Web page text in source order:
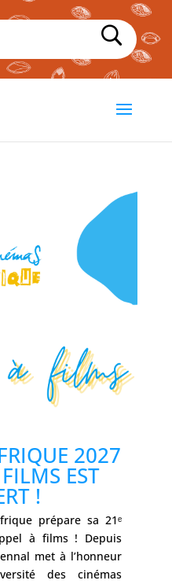
2027
EST
!
prépare sa 21ᵉ
à films ! Depuis
met à l’honneur
des cinémas